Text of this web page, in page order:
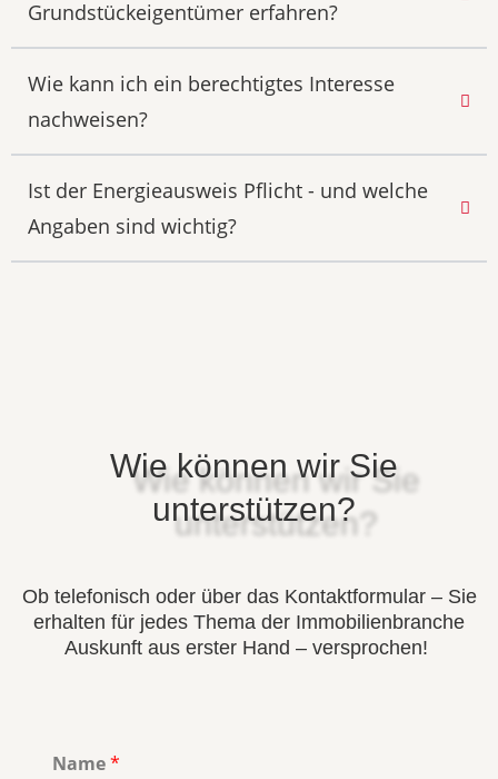
Grundstückeigentümer erfahren?
Wie kann ich ein berechtigtes Interesse
nachweisen?
Ist der Energieausweis Pflicht - und welche
Angaben sind wichtig?
Wie können wir Sie
unterstützen?
Ob telefonisch oder über das Kontaktformular – Sie
erhalten für jedes Thema der Immobilienbranche
Auskunft aus erster Hand – versprochen!
Name*